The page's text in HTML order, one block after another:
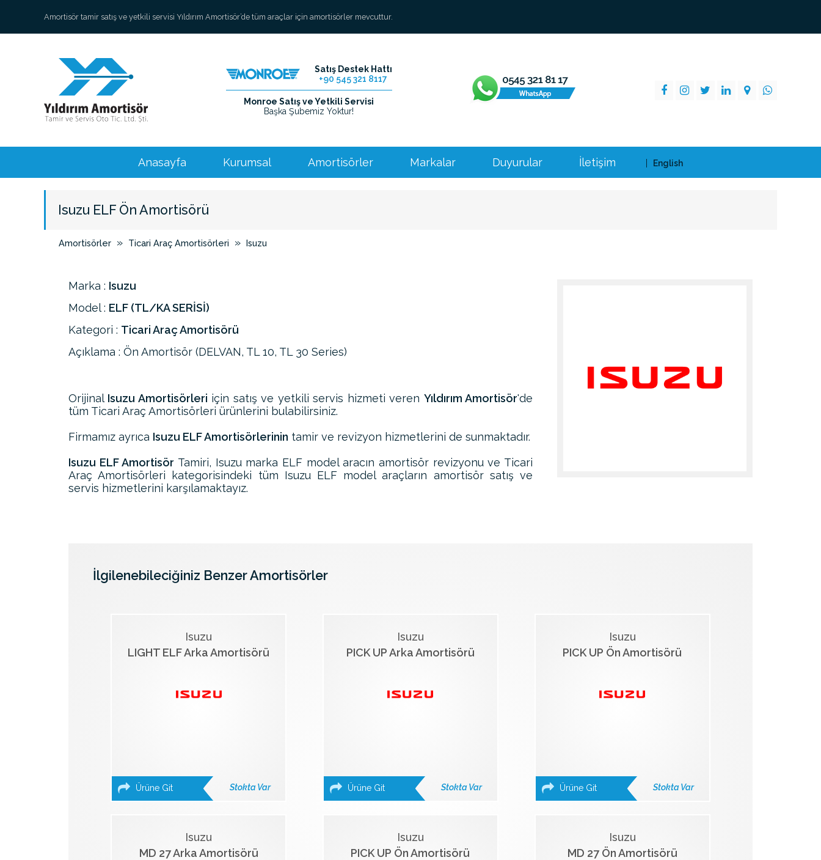
Amortisör tamir satış ve yetkili servisi Yıldırım Amortisör’de tüm araçlar için amortisörler mevcuttur.
Satış Destek Hattı
+90 545 321 8117
Monroe Satış ve Yetkili Servisi
Başka Şubemiz Yoktur!
Anasayfa Kurumsal Amortisörler Markalar Duyurular İletişim English
Isuzu ELF Ön Amortisörü
Amortisörler » Ticari Araç Amortisörleri » Isuzu
Marka : Isuzu
Model : ELF (TL/KA SERİSİ)
Kategori : Ticari Araç Amortisörü
Açıklama : Ön Amortisör (DELVAN, TL 10, TL 30 Series)
Orijinal Isuzu Amortisörleri için satış ve yetkili servis hizmeti veren Yıldırım Amortisör'de
tüm Ticari Araç Amortisörleri ürünlerini bulabilirsiniz.
Firmamız ayrıca Isuzu ELF Amortisörlerinin tamir ve revizyon hizmetlerini de sunmaktadır.
Isuzu ELF Amortisör Tamiri, Isuzu marka ELF model aracın amortisör revizyonu ve Ticari
Araç Amortisörleri kategorisindeki tüm Isuzu ELF model araçların amortisör satış ve
servis hizmetlerini karşılamaktayız.
İlgilenebileciğiniz Benzer Amortisörler
Isuzu
LIGHT ELF Arka Amortisörü
Ürüne Git Stokta Var
Isuzu
PICK UP Arka Amortisörü
Ürüne Git Stokta Var
Isuzu
PICK UP Ön Amortisörü
Ürüne Git Stokta Var
Isuzu
MD 27 Arka Amortisörü
Isuzu
PICK UP Ön Amortisörü
Isuzu
MD 27 Ön Amortisörü